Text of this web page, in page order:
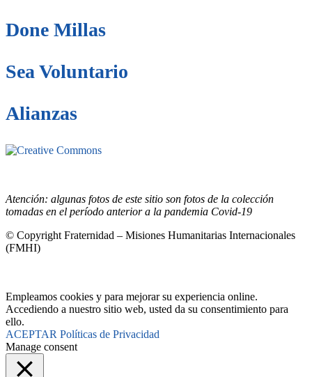
Done Millas
Sea Voluntario
Alianzas
Atención: algunas fotos de este sitio son fotos de la colección
tomadas en el período anterior a la pandemia Covid-19
© Copyright Fraternidad – Misiones Humanitarias Internacionales
(FMHI)
Empleamos cookies y para mejorar su experiencia online.
Accediendo a nuestro sitio web, usted da su consentimiento para
ello.
ACEPTAR Políticas de Privacidad
Manage consent